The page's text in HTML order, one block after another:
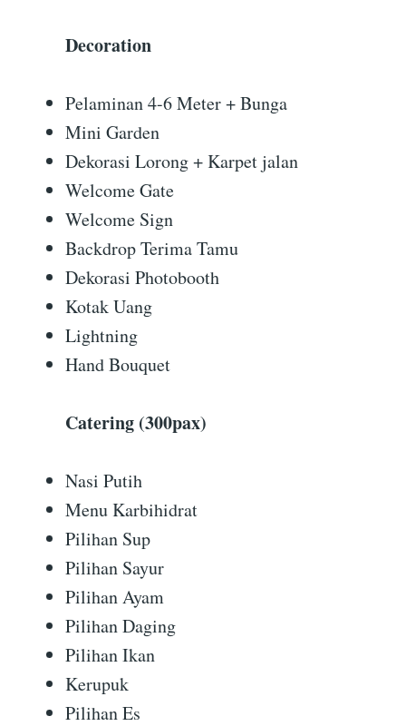
Decoration
Pelaminan 4-6 Meter + Bunga
Mini Garden
Dekorasi Lorong + Karpet jalan
Welcome Gate
Welcome Sign
Backdrop Terima Tamu
Dekorasi Photobooth
Kotak Uang
Lightning
Hand Bouquet
Catering (300pax)
Nasi Putih
Menu Karbihidrat
Pilihan Sup
Pilihan Sayur
Pilihan Ayam
Pilihan Daging
Pilihan Ikan
Kerupuk
Pilihan Es